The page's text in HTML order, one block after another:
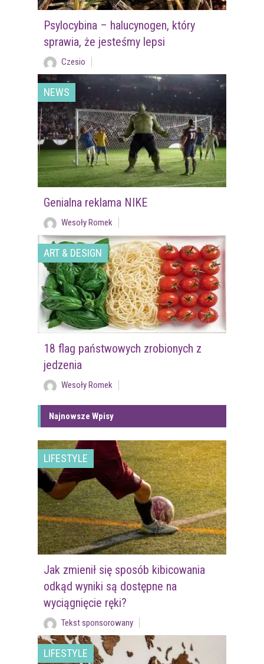
Psylocybina – halucynogen, który
sprawia, że jesteśmy lepsi
Czesio
NEWS
Genialna reklama NIKE
Wesoły Romek
ART & DESIGN
18 flag państwowych zrobionych z
jedzenia
Wesoły Romek
Najnowsze Wpisy
LIFESTYLE
Jak zmienił się sposób kibicowania
odkąd wyniki są dostępne na
wyciągnięcie ręki?
Tekst sponsorowany
LIFESTYLE